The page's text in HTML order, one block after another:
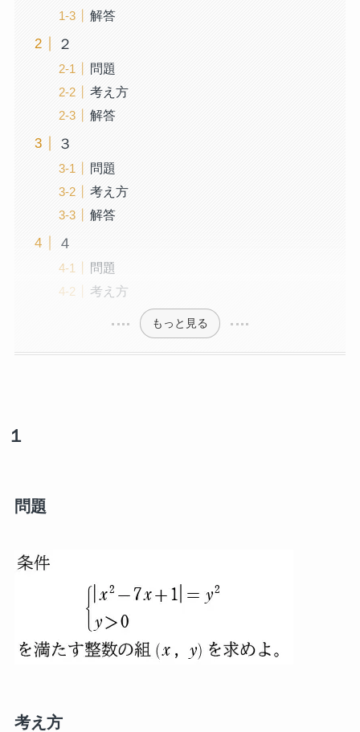
解答
２
問題
考え方
解答
３
問題
考え方
解答
４
問題
考え方
もっと見る
１
問題
考え方